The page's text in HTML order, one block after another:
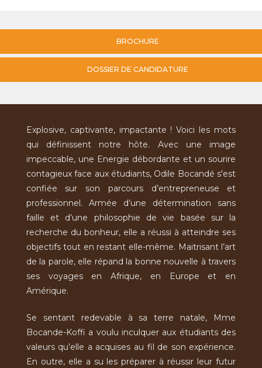
BROCHURE
DOSSIER DE CANDIDATURE
Explosive, captivante, impactante ! Voici les mots
qui définissent notre hôte. Avec une image
impeccable, une Energie débordante et un sourire
contagieux face aux étudiants, Odile Bocandé s'est
confiée sur son parcours d’entrepreneuse et
professionnel. Armée d’une détermination sans
faille et d’une philosophie de vie basée sur la
recherche du bonheur, elle a réussi à atteindre ses
objectifs tout en restant elle-même. Maitrisant l’art
de la parole, elle répand la bonne nouvelle à travers
ses voyages en Afrique, en Europe et en
Amérique.
Se sentant redevable à sa terre natale, Mme
Bocande-Koffi a voulu inculquer aux étudiants des
valeurs qu’elle a acquises au fil de son expérience.
En outre, elle a su les préparer à réussir leur futur